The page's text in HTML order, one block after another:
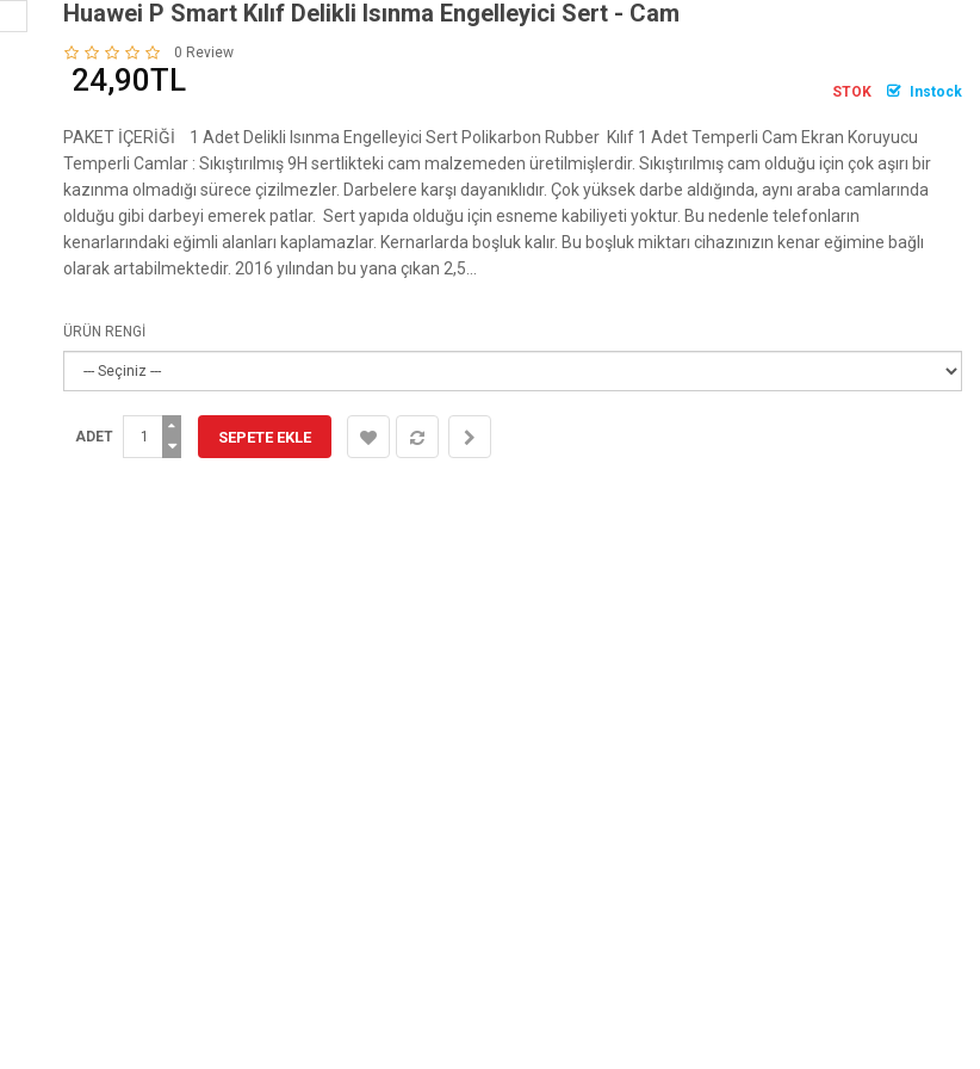
Huawei P Smart Kılıf Delikli Isınma Engelleyici Sert - Cam
0 Review
24,90TL STOK Instock
PAKET İÇERİĞİ 1 Adet Delikli Isınma Engelleyici Sert Polikarbon Rubber Kılıf 1 Adet Temperli Cam Ekran Koruyucu
Temperli Camlar : Sıkıştırılmış 9H sertlikteki cam malzemeden üretilmişlerdir. Sıkıştırılmış cam olduğu için çok aşırı bir
kazınma olmadığı sürece çizilmezler. Darbelere karşı dayanıklıdır. Çok yüksek darbe aldığında, aynı araba camlarında
olduğu gibi darbeyi emerek patlar. Sert yapıda olduğu için esneme kabiliyeti yoktur. Bu nedenle telefonların
kenarlarındaki eğimli alanları kaplamazlar. Kernarlarda boşluk kalır. Bu boşluk miktarı cihazınızın kenar eğimine bağlı
olarak artabilmektedir. 2016 yılından bu yana çıkan 2,5...
ÜRÜN RENGİ
ADET